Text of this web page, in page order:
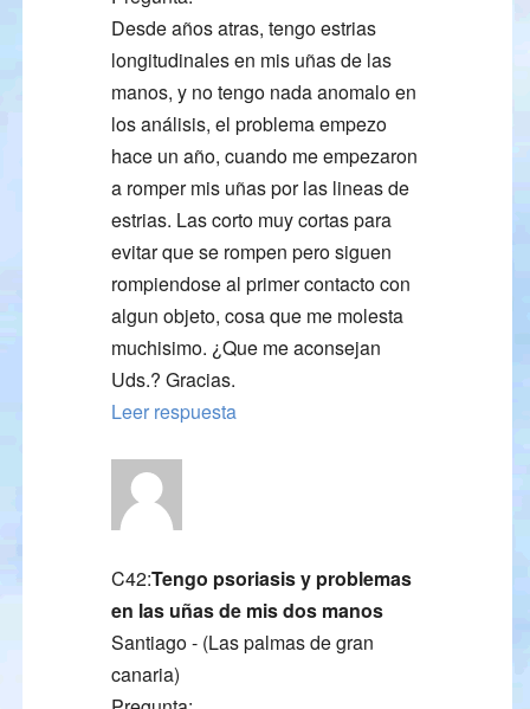
Desde años atras, tengo estrias
longitudinales en mis uñas de las
manos, y no tengo nada anomalo en
los análisis, el problema empezo
hace un año, cuando me empezaron
a romper mis uñas por las lineas de
estrias. Las corto muy cortas para
evitar que se rompen pero siguen
rompiendose al primer contacto con
algun objeto, cosa que me molesta
muchisimo. ¿Que me aconsejan
Uds.? Gracias.
Leer respuesta
C42:Tengo psoriasis y problemas
en las uñas de mis dos manos
Santiago - (Las palmas de gran
canaria)